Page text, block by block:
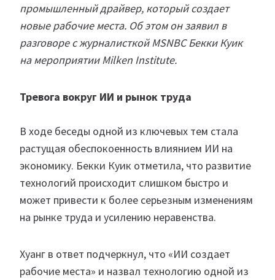
промышленный драйвер, который создает
новые рабочие места. Об этом он заявил в
разговоре с журналисткой MSNBC Бекки Куик
на мероприятии Milken Institute.
Тревога вокруг ИИ и рынок труда
В ходе беседы одной из ключевых тем стала
растущая обеспокоенность влиянием ИИ на
экономику. Бекки Куик отметила, что развитие
технологий происходит слишком быстро и
может привести к более серьезным изменениям
на рынке труда и усилению неравенства.
Хуанг в ответ подчеркнул, что «ИИ создает
рабочие места» и назвал технологию одной из